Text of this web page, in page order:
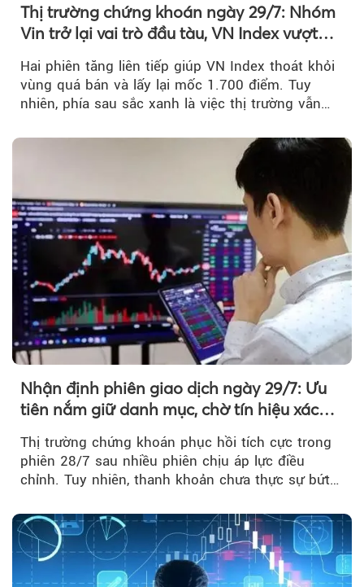
Thị trường chứng khoán ngày 29/7: Nhóm
Vin trở lại vai trò đầu tàu, VN Index vượt
Hai phiên tăng liên tiếp giúp VN Index thoát khỏi
vùng quá bán và lấy lại mốc 1.700 điểm. Tuy
nhiên, phía sau sắc xanh là việc thị trường vẫn
tiền vẫn chưa thực sự trở lại.
Nhận định phiên giao dịch ngày 29/7: Ưu
tiên nắm giữ danh mục, chờ tín hiệu xác
Thị trường chứng khoán phục hồi tích cực trong
phiên 28/7 sau nhiều phiên chịu áp lực điều
chỉnh. Tuy nhiên, thanh khoản chưa thực sự bứt